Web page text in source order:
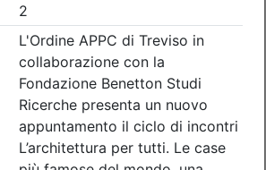
e C. di Treviso
IN TERRA